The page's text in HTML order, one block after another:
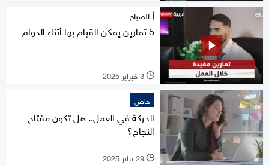
الصباح
5 تمارين يمكن القيام بها أثناء الدوام
l 3 فبراير 2025
خاص
الحركة في العمل.. هل تكون مفتاح
النجاح؟
l 29 يناير 2025